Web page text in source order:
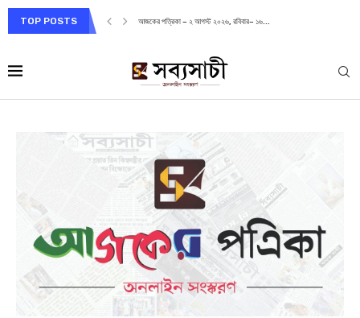
TOP POSTS আজকের পত্রিকা – ২ আগস্ট ২০২৬, রবিবার– ১৬...